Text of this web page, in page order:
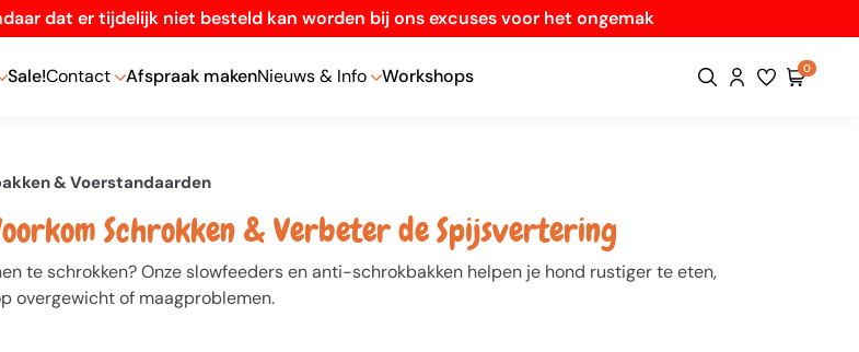
dat er tijdelijk niet besteld kan worden bij ons excuses voor het ongemak
Sale!Contact Afspraak makenNieuws & Info Workshops 0
& Voerstandaarden
Schrokken & Verbeter de Spijsvertering
te schrokken? Onze slowfeeders en anti-schrokbakken helpen je hond rustiger te eten,
overgewicht of maagproblemen.